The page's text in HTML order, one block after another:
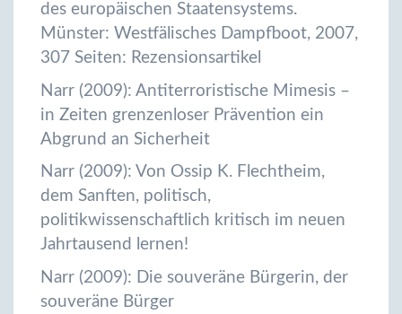
des europäischen Staatensystems.
Münster: Westfälisches Dampfboot, 2007,
307 Seiten: Rezensionsartikel
Narr (2009): Antiterroristische Mimesis –
in Zeiten grenzenloser Prävention ein
Abgrund an Sicherheit
Narr (2009): Von Ossip K. Flechtheim,
dem Sanften, politisch,
politikwissenschaftlich kritisch im neuen
Jahrtausend lernen!
Narr (2009): Die souveräne Bürgerin, der
souveräne Bürger